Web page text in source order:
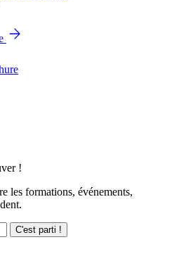
!
les formations, événements,
C'est parti !